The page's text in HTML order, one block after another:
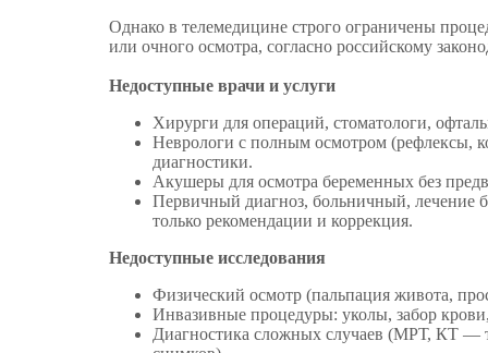
Однако в телемедицине строго ограничены
или очного осмотра, согласно российскому
Недоступные врачи и услуги
Хирурги для операций, стоматологи,
Неврологи с полным осмотром (рефлексы,
диагностики.
Акушеры для осмотра беременных без
Первичный диагноз, больничный, лечение
только рекомендации и коррекция.
Недоступные исследования
Физический осмотр (пальпация живота,
Инвазивные процедуры: уколы, забор
Диагностика сложных случаев (МРТ, КТ —